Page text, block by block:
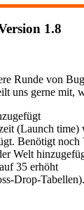
1.8
Runde von
uns gerne mit,
(Launch
Benötigt
Welt
35 erhöht
Drop-